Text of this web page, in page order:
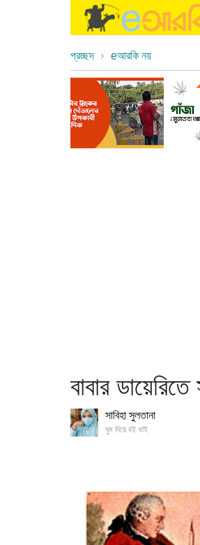
প্রচ্ছদ eআরকি নয়
বাবার
সাবিহা সুলতানা
ঘুম দিয়ে বই খাই